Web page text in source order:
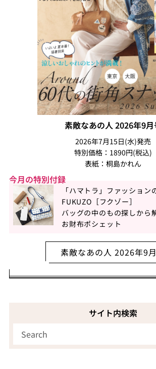
素敵なあの人 2026年9月
2026年7月15日(水)発売
特別価格：1890円(税込)
表紙：桐島かれん
今月の特別付録
「ハマトラ」ファッション
FUKUZO［フクゾー］
バッグの中のもの探しから
お財布ポシェット
素敵なあの人 2026年9
サイト内検索